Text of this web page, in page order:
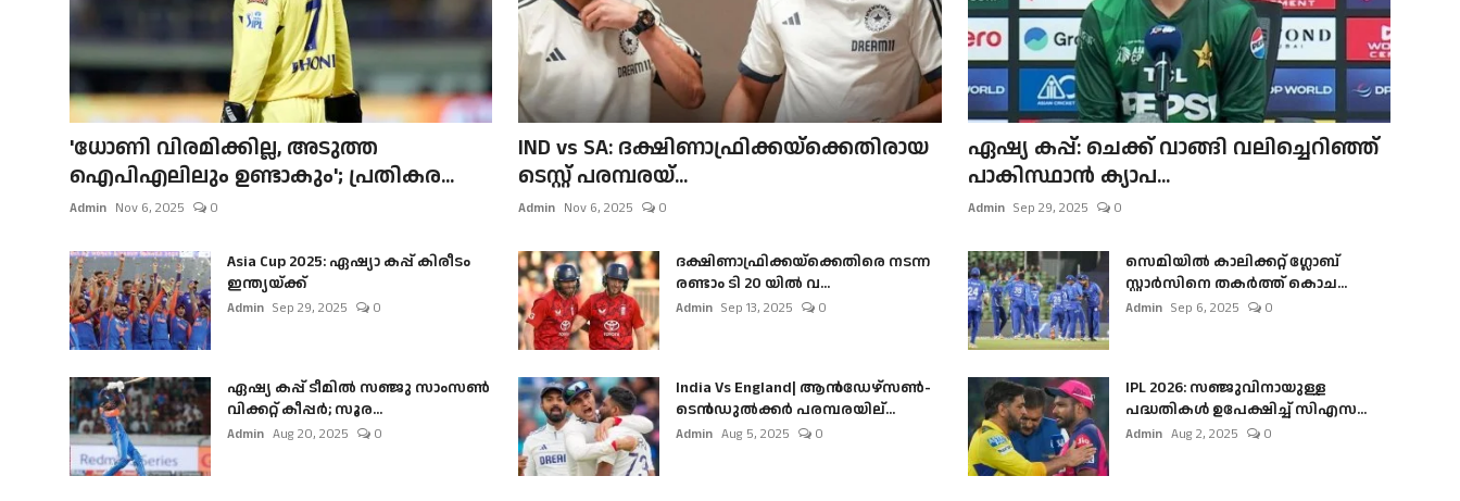
'ധോണി വിരമിക്കില്ല, അടുത്ത
ഐപിഎലിലും ഉണ്ടാകും'; പ്രതികര...
Admin Nov 6, 2025 0
IND vs SA: ദക്ഷിണാഫ്രിക്കയ്‌ക്കെതിരായ
ടെസ്റ്റ് പരമ്പരയ്...
Admin Nov 6, 2025 0
ഏഷ്യ കപ്പ്: ചെക്ക് വാങ്ങി വലിച്ചെറിഞ്ഞ്
പാകിസ്ഥാൻ ക്യാപ...
Admin Sep 29, 2025 0
Asia Cup 2025: ഏഷ്യാ കപ്പ് കിരീടം
ഇന്ത്യയ്ക്ക്
Admin Sep 29, 2025 0
ദക്ഷിണാഫ്രിക്കയ്‌ക്കെതിരെ നടന്ന
രണ്ടാം ടി 20 യിൽ വ...
Admin Sep 13, 2025 0
സെമിയിൽ കാലിക്കറ്റ് ഗ്ലോബ്
സ്റ്റാർസിനെ തകർത്ത് കൊച...
Admin Sep 6, 2025 0
ഏഷ്യ കപ്പ് ടീമിൽ സഞ്ജു സാംസൺ
വിക്കറ്റ് കീപ്പർ; സൂര...
Admin Aug 20, 2025 0
India Vs England| ആൻഡേഴ്സൺ-
ടെൻഡുല്‍ക്കർ പരമ്പരയില്...
Admin Aug 5, 2025 0
IPL 2026: സഞ്ജുവിനായുള്ള
പദ്ധതികൾ ഉപേക്ഷിച്ച് സിഎസ...
Admin Aug 2, 2025 0